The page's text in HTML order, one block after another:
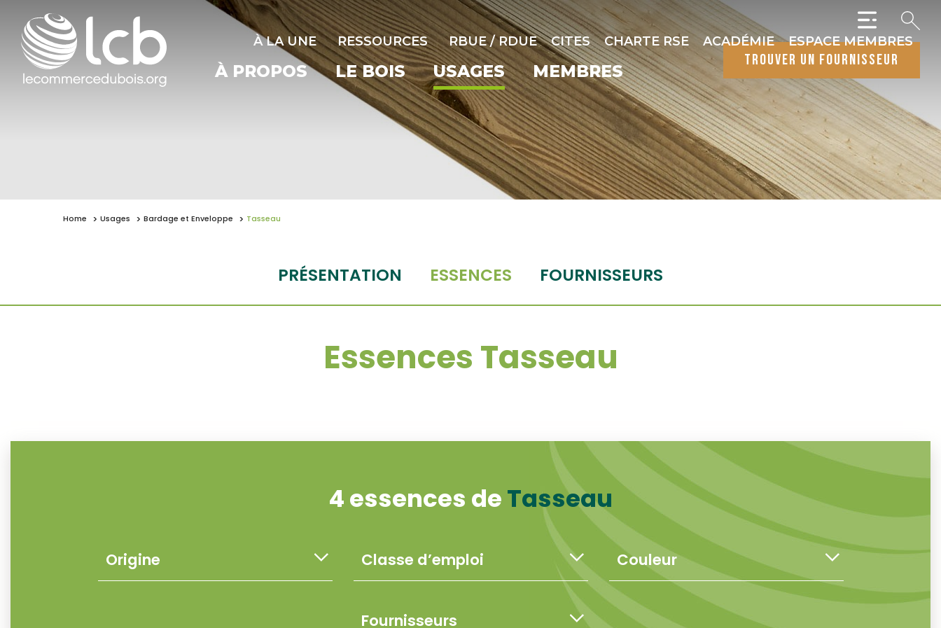
À LA UNE RESSOURCES RBUE / RDUE CITES CHARTE RSE ACADÉMIE ESPACE MEMBRES
À PROPOS LE BOIS USAGES MEMBRES
trouver un fournisseur
Home Usages Bardage et Enveloppe Tasseau
PRÉSENTATION ESSENCES FOURNISSEURS
Essences Tasseau
4 essences deTasseau